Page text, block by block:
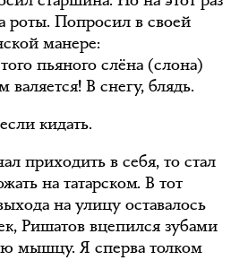
роты. Попросил в своей
манере:
пьяного слёна (слона)
валяется! В снегу, блядь.
кидать.
приходить в себя, то стал
на татарском. В тот
на улицу оставалось
Ришатов вцепился зубами
мышцу. Я сперва толком